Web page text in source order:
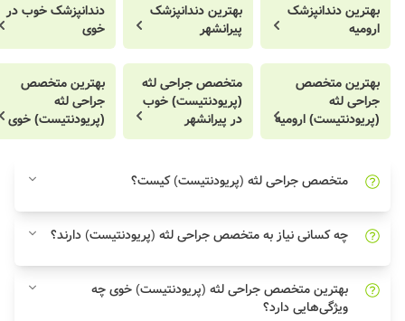
بهترین دندانپزشک
ارومیه
بهترین دندانپزشک
پیرانشهر
دندانپزشک خوب در
خوی
بهترین متخصص
جراحی لثه
(پریودنتیست) ارومیه
متخصص جراحی لثه
(پریودنتیست) خوب
در پیرانشهر
بهترین متخصص
جراحی لثه
(پریودنتیست) خوی
متخصص جراحی لثه (پریودنتیست) کیست؟
چه کسانی نیاز به متخصص جراحی لثه (پریودنتیست) دارند؟
بهترین متخصص جراحی لثه (پریودنتیست) خوی چه
ویژگی‌هایی دارد؟